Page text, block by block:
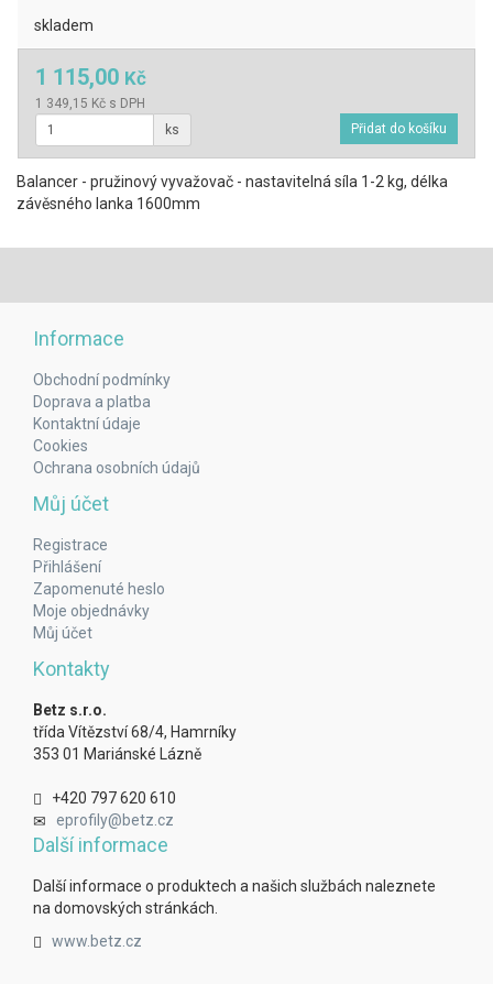
skladem
1 115,00 Kč
1 349,15 Kč s DPH
ks
Balancer - pružinový vyvažovač - nastavitelná síla 1-2 kg, délka
závěsného lanka 1600mm
Informace
Obchodní podmínky
Doprava a platba
Kontaktní údaje
Cookies
Ochrana osobních údajů
Můj účet
Registrace
Přihlášení
Zapomenuté heslo
Moje objednávky
Můj účet
Kontakty
Betz s.r.o.
třída Vítězství 68/4, Hamrníky
353 01 Mariánské Lázně
+420 797 620 610
eprofily@betz.cz
Další informace
Další informace o produktech a našich službách naleznete
na domovských stránkách.
www.betz.cz